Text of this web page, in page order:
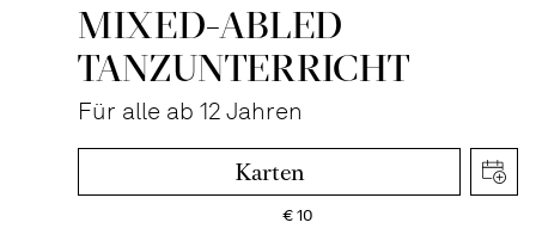
MIXED-­ABLED
TANZ­UNTER­RICHT
Für alle ab 12 Jahren
Karten
€10